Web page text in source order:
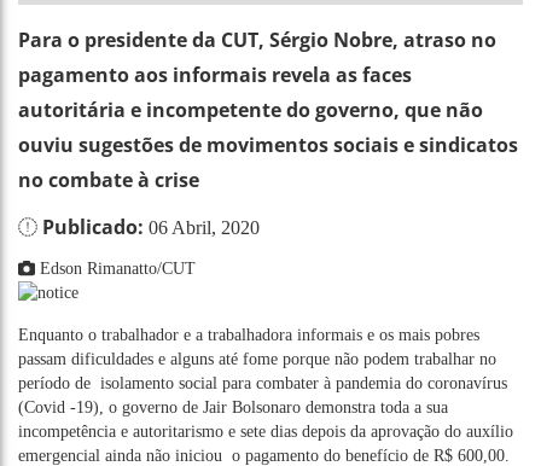
Para o presidente da CUT, Sérgio Nobre, atraso no
pagamento aos informais revela as faces
autoritária e incompetente do governo, que não
ouviu sugestões de movimentos sociais e sindicatos
no combate à crise
Publicado: 06 Abril, 2020
Edson Rimanatto/CUT
Enquanto o trabalhador e a trabalhadora informais e os mais pobres
passam dificuldades e alguns até fome porque não podem trabalhar no
período de isolamento social para combater à pandemia do coronavírus
(Covid -19), o governo de Jair Bolsonaro demonstra toda a sua
incompetência e autoritarismo e sete dias depois da aprovação do auxílio
emergencial ainda não iniciou o pagamento do benefício de R$ 600,00.